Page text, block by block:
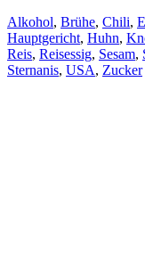
Alkohol, Brühe, Chili,
Hauptgericht, Huhn,
Reis, Reisessig, Sesam,
Sternanis, USA, Zucker